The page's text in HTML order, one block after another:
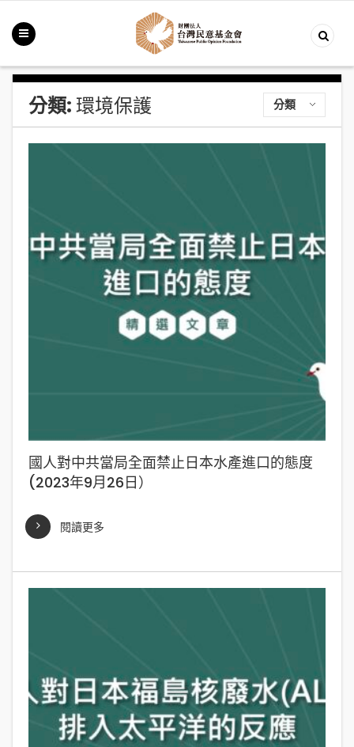
分類:環境保護 分類
國人對中共當局全面禁止日本水產進口的態度
(2023年9月26日）
閱讀更多